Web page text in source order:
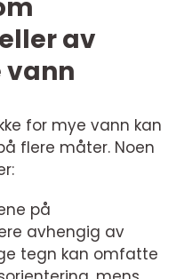
av
vann
for mye vann kan
flere måter. Noen
på
avhengig av
tegn kan omfatte